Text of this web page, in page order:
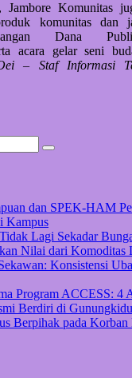
Jambore Komunitas
komunitas dan
Dana
acara gelar seni
– Staf Informasi
dan SPEK-HAM
Kampus
Lagi Sekadar
Nilai dari Komoditas
Konsistensi
Program ACCESS: 4
Berdiri di
Berpihak pada Korban